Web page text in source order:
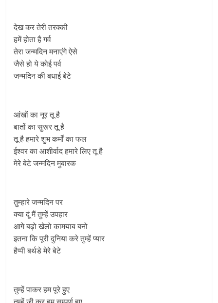
देख कर तेरी तरक्की
हमें होता है गर्व
तेरा जन्मदिन मनाएंगे ऐसे
जैसे हो ये कोई पर्व
जन्मदिन की बधाई बेटे
आंखों का नूर तू है
बातों का सुरूर तू है
तू है हमारे शुभ कर्मों का फल
ईश्वर का आशीर्वाद हमारे लिए तू है
मेरे बेटे जन्मदिन मुबारक
तुम्हारे जन्मदिन पर
क्या दूं मैं तुम्हें उपहार
आगे बढ़ो खेलो कामयाब बनो
इतना कि पूरी दुनिया करे तुम्हें प्यार
हैप्पी बर्थडे मेरे बेटे
तुम्हें पाकर हम पूरे हुए